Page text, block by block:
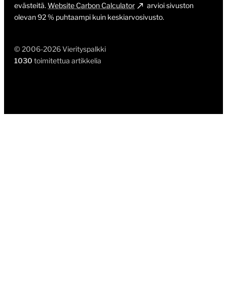
© 2006-2026 Vierityspalkki
1030 toimitettua artikkelia
evästeitä. Website Carbon Calculator
arvioi sivuston
olevan 92 % puhtaampi kuin keskiarvosivusto.